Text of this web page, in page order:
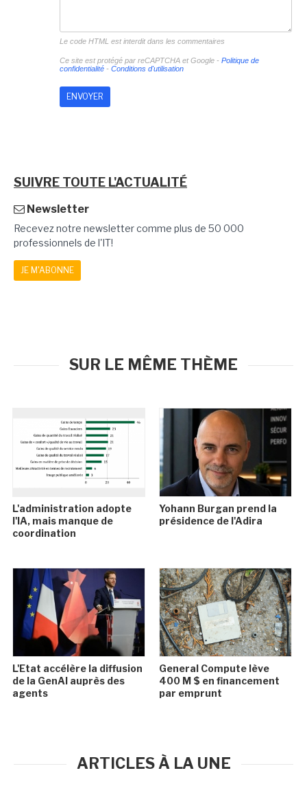
Le code HTML est interdit dans les commentaires
Ce site est protégé par reCAPTCHA et Google - Politique de
confidentialité- Conditions d'utilisation
SUIVRE TOUTE L'ACTUALITÉ
Newsletter
Recevez notre newsletter comme plus de 50 000
professionnels de l'IT!
JE M'ABONNE
SUR LE MÊME THÈME
L'administration adopte
l'IA, mais manque de
coordination
Yohann Burgan prend la
présidence de l'Adira
L'Etat accélère la diffusion
de la GenAI auprès des
agents
General Compute lève
400 M $ en financement
par emprunt
ARTICLES À LA UNE